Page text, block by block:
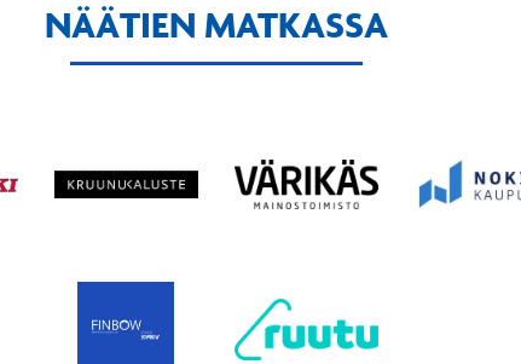
NÄÄTIEN MATKASSA